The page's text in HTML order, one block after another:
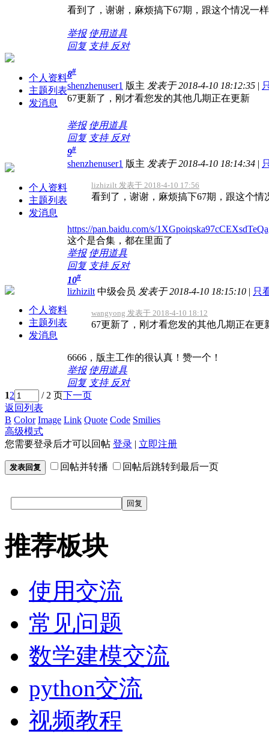
看到了，谢谢，麻烦搞下67期，跟这个情况一
举报 使用道具
回复 支持 反对
个人资料
主题列表
发消息
8#
shenzhenuser1 版主 发表于 2018-4-10 18:12:35 |
67更新了，刚才看您发的其他几期正在更新
举报 使用道具
回复 支持 反对
个人资料
主题列表
发消息
9#
shenzhenuser1 版主 发表于 2018-4-10 18:14:34 |
lizhizilt 发表于 2018-4-10 17:56
看到了，谢谢，麻烦搞下67期，跟这个情
https://pan.baidu.com/s/
这个是合集，都在里面了
举报 使用道具
回复 支持 反对
个人资料
主题列表
发消息
10#
lizhizilt 中级会员 发表于 2018-4-10 18:15:10 | 只
wangyong 发表于 2018-4-10 18:12
67更新了，刚才看您发的其他几期正在更
6666，版主工作的很认真！赞一个！
举报 使用道具
回复 支持 反对
12 / 2 页下一页
返回列表
B Color Image Link Quote Code Smilies
高级模式
您需要登录后才可以回帖 登录 | 立即注册
发表回复 回帖并转播 回帖后跳转到最后一页
回复
推荐板块
使用交流
常见问题
数学建模交流
python交流
视频教程